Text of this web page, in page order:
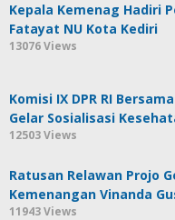
Kepala Kemenag Hadiri
Fatayat NU Kota Kediri
13076 Views
Komisi IX DPR RI
Gelar Sosialisasi
12503 Views
Ratusan Relawan Projo
Kemenangan Vinanda
11943 Views